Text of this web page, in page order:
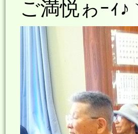
ご満悦ゎｰｨ♪